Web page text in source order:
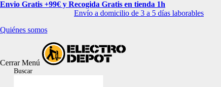
Envio Gratis +99€ y Recogida Gratis en tienda 1h
Envío a domicilio de 3 a 5 días laborables
Quiénes somos
CerrarMenú
Buscar